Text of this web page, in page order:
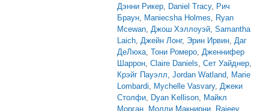
Дэнни Рикер, Daniel Tracy, Рич
Браун, Maniecsha Holmes, Ryan
Mcewan, Джош Хэллоуэй, Samantha
Laich, Джейн Лонг, Эрин Ирвин, Даг
ДеЛюка, Тони Ромеро, Дженнифер
Шаррон, Claire Daniels, Сет Уайднер,
Крэйг Пауэлл, Jordan Watland, Marie
Lombardi, Mychelle Vasvary, Джеки
Столфи, Dyan Kellison, Майкл
Морган, Молли Макнирни, Rajeev